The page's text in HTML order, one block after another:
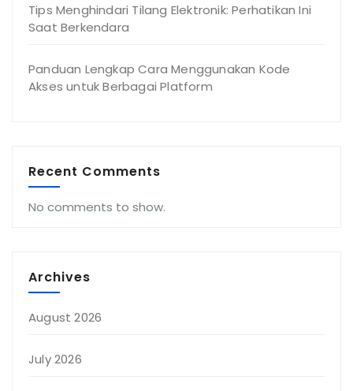
Tips Menghindari Tilang Elektronik: Perhatikan Ini
Saat Berkendara
Panduan Lengkap Cara Menggunakan Kode
Akses untuk Berbagai Platform
Recent Comments
No comments to show.
Archives
August 2026
July 2026